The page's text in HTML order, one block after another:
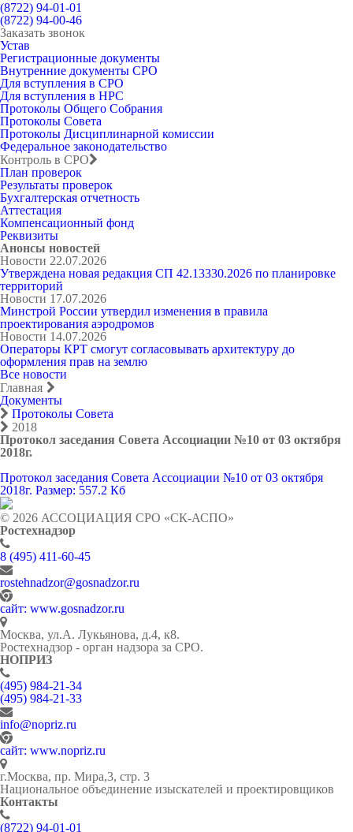
(8722) 94-01-01
(8722) 94-00-46
Заказать звонок
Устав
Регистрационные документы
Внутренние документы СРО
Для вступления в СРО
Для вступления в НРС
Протоколы Общего Собрания
Протоколы Совета
Протоколы Дисциплинарной комиссии
Федеральное законодательство
Контроль в СРО
План проверок
Результаты проверок
Бухгалтерская отчетность
Аттестация
Компенсационный фонд
Реквизиты
Анонсы новостей
Новости 22.07.2026
Утверждена новая редакция СП 42.13330.2026 по планировке
территорий
Новости 17.07.2026
Минстрой России утвердил изменения в правила
проектирования аэродромов
Новости 14.07.2026
Операторы КРТ смогут согласовывать архитектуру до
оформления прав на землю
Все новости
Главная
Документы
Протоколы Совета
2018
Протокол заседания Совета Ассоциации №10 от 03 октября
2018г.
Протокол заседания Совета Ассоциации №10 от 03 октября
2018г. Размер: 557.2 Кб
© 2026 АССОЦИАЦИЯ СРО «СК-АСПО»
Ростехнадзор
8 (495) 411-60-45
rostehnadzor@gosnadzor.ru
сайт: www.gosnadzor.ru
Москва, ул.А. Лукьянова, д.4, к8.
Ростехнадзор - орган надзора за СРО.
НОПРИЗ
(495) 984-21-34
(495) 984-21-33
info@nopriz.ru
сайт: www.nopriz.ru
г.Москва, пр. Мира,3, стр. 3
Национальное объединение изыскателей и проектировщиков
Контакты
(8722) 94-01-01